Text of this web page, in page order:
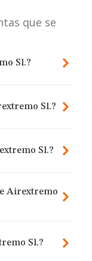
que se
Sl.?
Sl.?
Sl.?
Airextremo
Sl.?